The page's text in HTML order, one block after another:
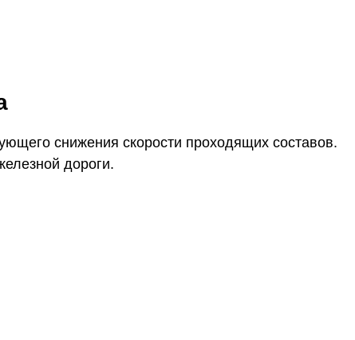
снижения скорости проходящих составов.
дороги.